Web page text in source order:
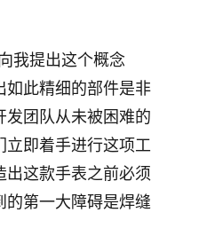
我提出这个概念
如此精细的部件是非
发团队从未被困难的
立即着手进行这项工
出这款手表之前必须
的第一大障碍是焊缝